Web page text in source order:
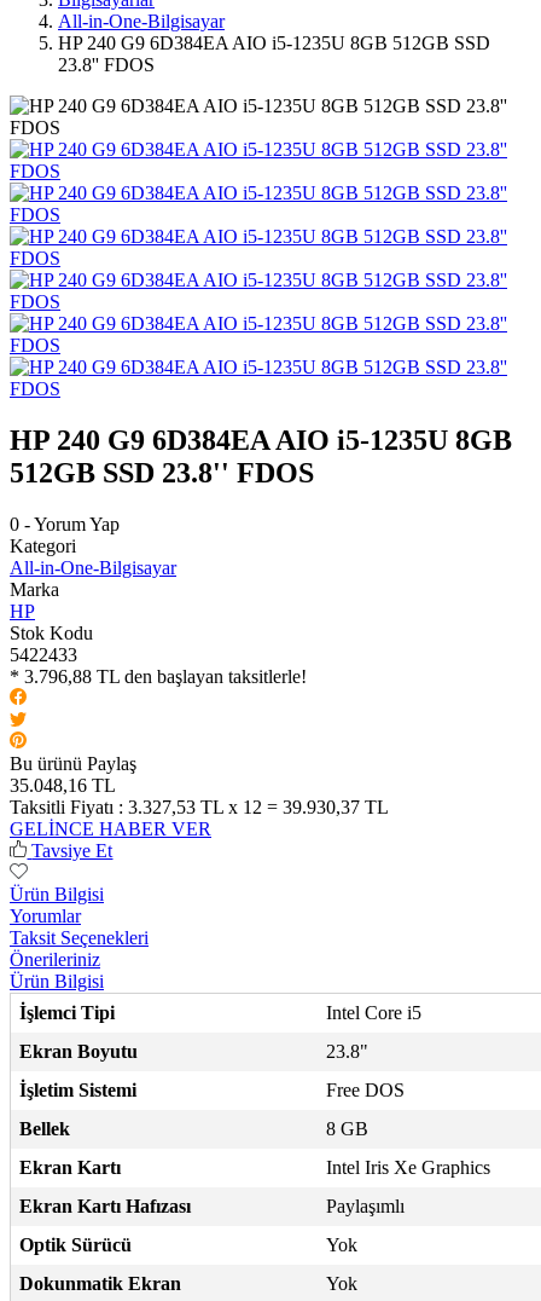
All-in-One-Bilgisayar
HP 240 G9 6D384EA AIO i5-1235U 8GB 512GB SSD
23.8'' FDOS
HP 240 G9 6D384EA AIO i5-1235U 8GB
512GB SSD 23.8'' FDOS
0 - Yorum Yap
Kategori
All-in-One-Bilgisayar
Marka
HP
Stok Kodu
5422433
* 3.796,88 TL den başlayan taksitlerle!
Bu ürünü Paylaş
35.048,16 TL
Taksitli Fiyatı : 3.327,53 TL x 12 = 39.930,37 TL
GELİNCE HABER VER
Tavsiye Et
Ürün Bilgisi
Yorumlar
Taksit Seçenekleri
Önerileriniz
Ürün Bilgisi
İşlemci Tipi
Intel Core i5
Ekran Boyutu
23.8"
İşletim Sistemi
Free DOS
Bellek
8 GB
Ekran Kartı
Intel Iris Xe Graphics
Ekran Kartı Hafızası
Paylaşımlı
Optik Sürücü
Yok
Dokunmatik Ekran
Yok